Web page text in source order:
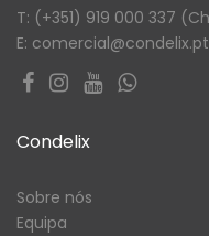
T: (+351) 919 000 337
E: comercial@condelix.pt
Condelix
Sobre nós
Equipa